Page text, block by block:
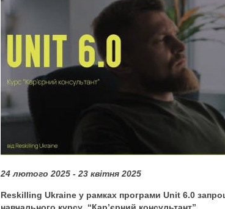
24 лютого 2025 - 23 квітня 2025
Reskilling Ukraine у рамках програми Unit 6.0
навчального курсу “Кар’єрний консультант”.